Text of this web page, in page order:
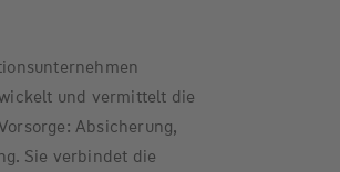
und vermittelt die
Absicherung,
Sie verbindet die